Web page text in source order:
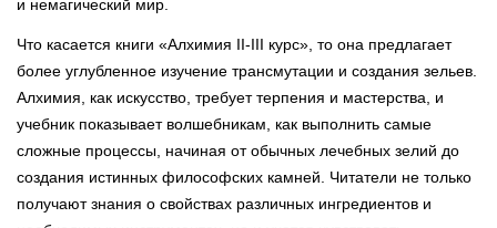
и немагический мир.
Что касается книги «Алхимия II-III курс», то она предлагает
более углубленное изучение трансмутации и создания зельев.
Алхимия, как искусство, требует терпения и мастерства, и
учебник показывает волшебникам, как выполнить самые
сложные процессы, начиная от обычных лечебных зелий до
создания истинных философских камней. Читатели не только
получают знания о свойствах различных ингредиентов и